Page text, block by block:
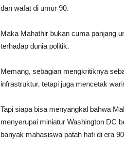
dan wafat di umur 90.
Maka Mahathir bukan cuma panjang
terhadap dunia politik.
Memang, sebagian mengkritiknya
infrastruktur, tetapi juga mencetak
Tapi siapa bisa menyangkal bahwa
menyerupai miniatur Washington DC
banyak mahasiswa patah hati di era